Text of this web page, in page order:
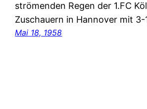
strömenden Regen der 1.FC
Zuschauern in Hannover mit 3-
Mai 18, 1958